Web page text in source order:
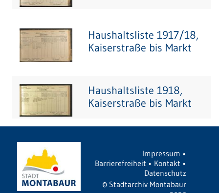
Haushaltsliste 1917/18,
Kaiserstraße bis Markt
Haushaltsliste 1918,
Kaiserstraße bis Markt
Impressum •
Barrierefreiheit • Kontakt •
Datenschutz
© Stadtarchiv Montabaur